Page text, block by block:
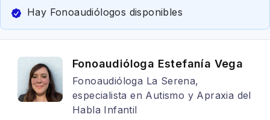
Hay Fonoaudiólogos disponibles
Fonoaudióloga Estefanía Vega
Fonoaudióloga La Serena,
especialista en Autismo y Apraxia del
Habla Infantil